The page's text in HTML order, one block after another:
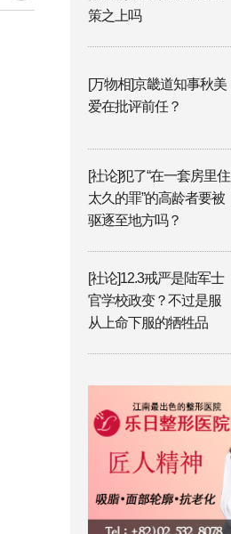
策之上吗
[万物相]京畿道知事秋美
爱在批评前任？
[社论]犯了“在一套房里住
太久的罪”的高龄者要被
驱逐至地方吗？
[社论]12.3戒严是陆军士
官学校政变？不过是服
从上命下服的牺牲品